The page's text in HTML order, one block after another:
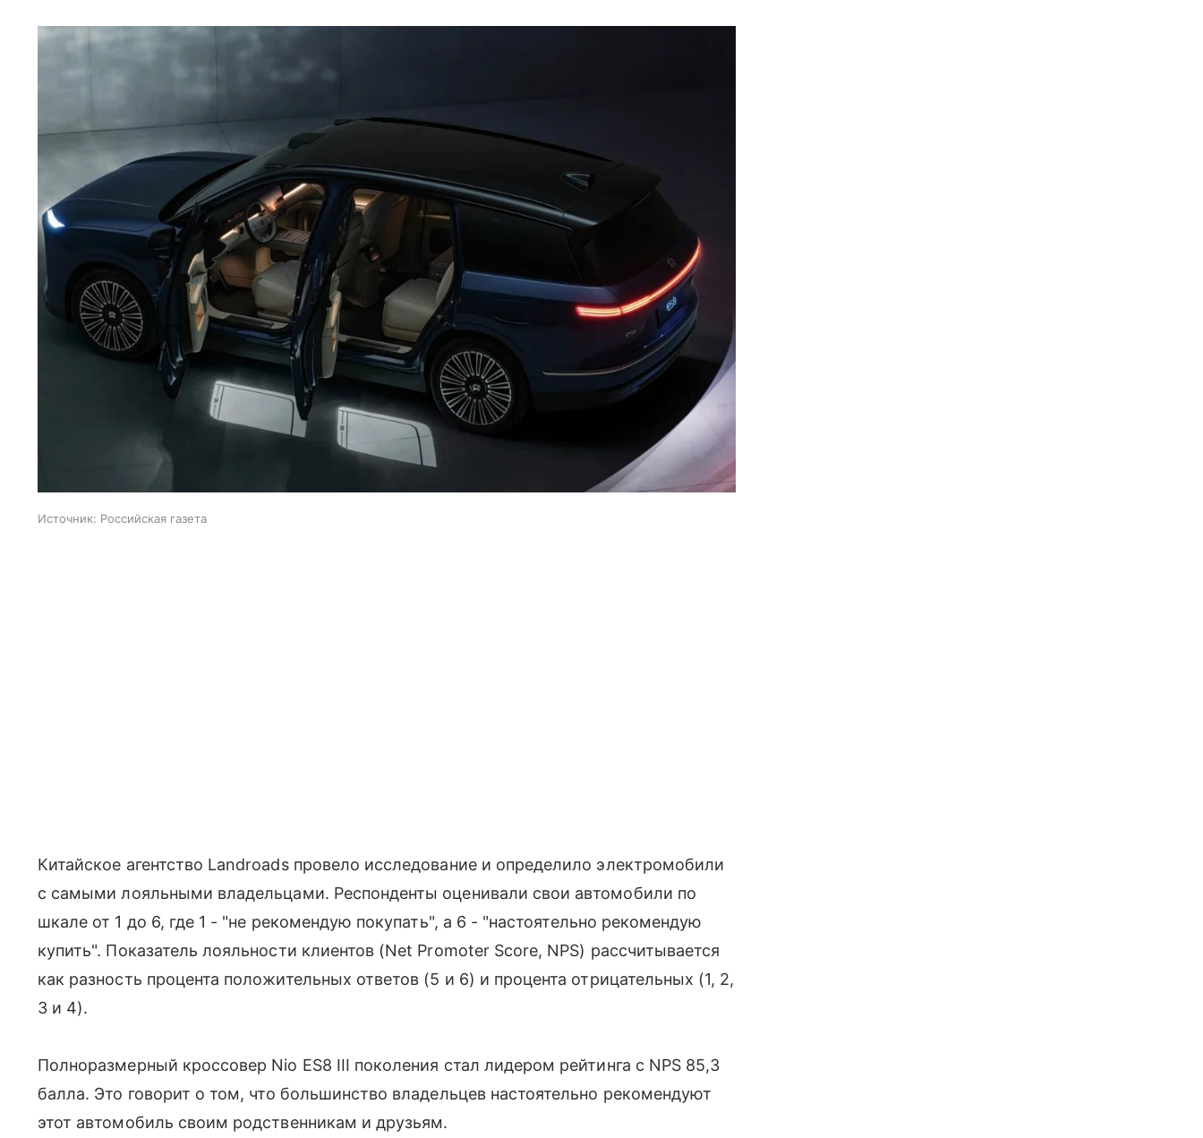
Источник: Российская газета
Китайское агентство Landroads провело исследование и определило электромобили
с самыми лояльными владельцами. Респонденты оценивали свои автомобили по
шкале от 1 до 6, где 1 - "не рекомендую покупать", а 6 - "настоятельно рекомендую
купить". Показатель лояльности клиентов (Net Promoter Score, NPS) рассчитывается
как разность процента положительных ответов (5 и 6) и процента отрицательных (1, 2,
3 и 4).
Полноразмерный кроссовер Nio ES8 III поколения стал лидером рейтинга с NPS 85,3
балла. Это говорит о том, что большинство владельцев настоятельно рекомендуют
этот автомобиль своим родственникам и друзьям.